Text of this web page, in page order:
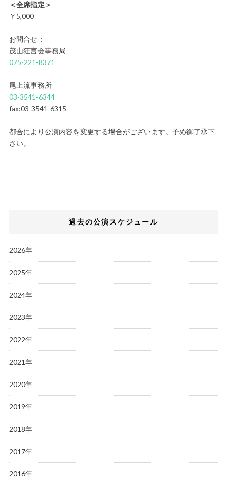
＜全席指定＞
￥5,000
お問合せ：
茂山狂言会事務局
075-221-8371
尾上流事務所
03-3541-6344
fax:03-3541-6315
都合により公演内容を変更する場合がございます。予め御了承下
さい。
過去の公演スケジュール
2026年
2025年
2024年
2023年
2022年
2021年
2020年
2019年
2018年
2017年
2016年